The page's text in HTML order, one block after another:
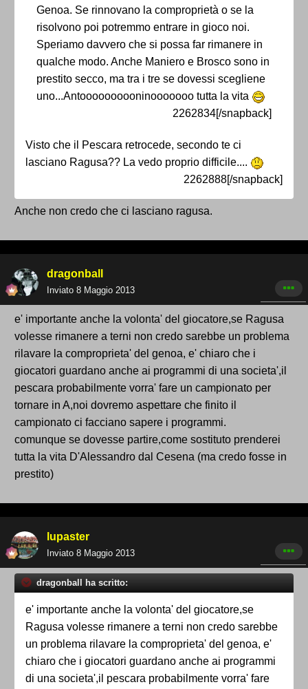
Genoa. Se rinnovano la comproprietà o se la
risolvono poi potremmo entrare in gioco noi.
Speriamo davvero che si possa far rimanere in
qualche modo. Anche Maniero e Brosco sono in
prestito secco, ma tra i tre se dovessi scegliene
uno...Antoooooooooninooooooo tutta la vita
2262834[/snapback]
Visto che il Pescara retrocede, secondo te ci
lasciano Ragusa?? La vedo proprio difficile....
2262888[/snapback]
Anche non credo che ci lasciano ragusa.
dragonball
Inviato 8 Maggio 2013
e' importante anche la volonta' del giocatore,se Ragusa
volesse rimanere a terni non credo sarebbe un problema
rilavare la comproprieta' del genoa, e' chiaro che i
giocatori guardano anche ai programmi di una societa',il
pescara probabilmente vorra' fare un campionato per
tornare in A,noi dovremo aspettare che finito il
campionato ci facciano sapere i programmi.
comunque se dovesse partire,come sostituto prenderei
tutta la vita D'Alessandro dal Cesena (ma credo fosse in
prestito)
lupaster
Inviato 8 Maggio 2013
dragonball ha scritto:
e' importante anche la volonta' del giocatore,se
Ragusa volesse rimanere a terni non credo sarebbe
un problema rilavare la comproprieta' del genoa, e'
chiaro che i giocatori guardano anche ai programmi
di una societa',il pescara probabilmente vorra' fare